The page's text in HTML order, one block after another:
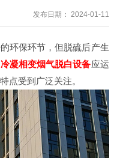
发布日期： 2024-01-11
环保环节，但脱硫后产生
冷凝相变烟气脱白设备应运
点受到广泛关注。